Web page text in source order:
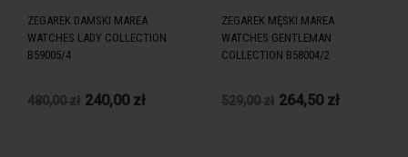
ZEGAREK DAMSKI MAREA
WATCHES LADY COLLECTION
B59005/4
480,00 zł 240,00 zł
ZEGAREK MĘSKI MAREA
WATCHES GENTLEMAN
COLLECTION B58004/2
529,00 zł 264,50 zł